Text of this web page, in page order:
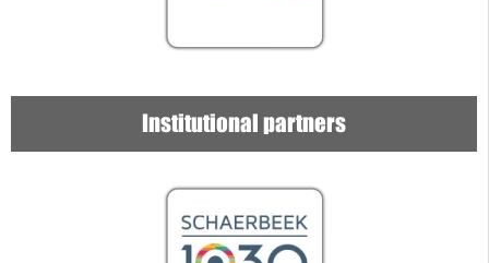
Institutional partners